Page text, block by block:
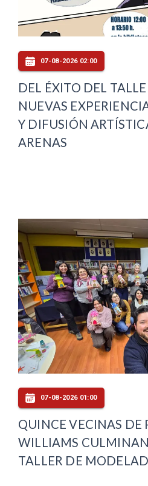
07-08-2026 02:00
DEL ÉXITO DEL
NUEVAS
Y DIFUSIÓN
ARENAS
07-08-2026 01:00
QUINCE VECINAS DE
WILLIAMS
TALLER DE